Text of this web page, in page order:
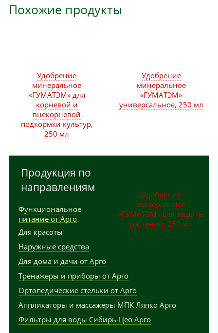
Похожие продукты
Удобрение
минеральное
«ГУМАТЭМ» для
корневой и
внекорневой
подкормки культур,
250 мл
Удобрение
минеральное
«ГУМАТЭМ»
универсальное, 250 мл
Удобрение
минеральное
«ГУМАТЭМ» для защиты
растений, 250 мл
Продукция по
направлениям
Функциональное
питание от Арго
Для красоты
Наружные средства
Для дома и дачи от Арго
Тренажеры и приборы от Арго
Ортопедические стельки от Арго
Аппликаторы и массажеры МПК Ляпко Арго
Фильтры для воды Сибирь-Цео Арго